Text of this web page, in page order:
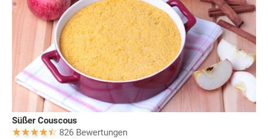
Süßer Couscous
826 Bewertungen